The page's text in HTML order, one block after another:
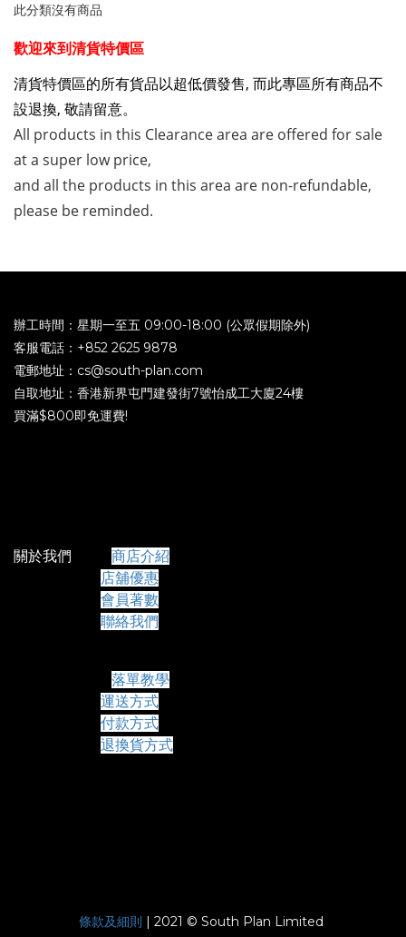
此分類沒有商品
歡迎來到清貨特價區
清貨特價區的所有貨品以超低價發售, 而此專區所有商品不
設退換, 敬請留意。
All products in this Clearance area are offered for sale
at a super low price,
and all the products in this area are non-refundable,
please be reminded.
辦工時間：星期一至五 09:00-18:00 (公眾假期除外)
客服電話：+852 2625 9878
電郵地址：cs@south-plan.com
自取地址：香港新界屯門建發街7號怡成工大廈24樓
買滿$800即免運費!
關於我們 商店介紹
店舖優惠
會員著數
聯絡我們
落單教學
運送方式
付款方式
退換貨方式
條款及細則 | 2021 © South Plan Limited